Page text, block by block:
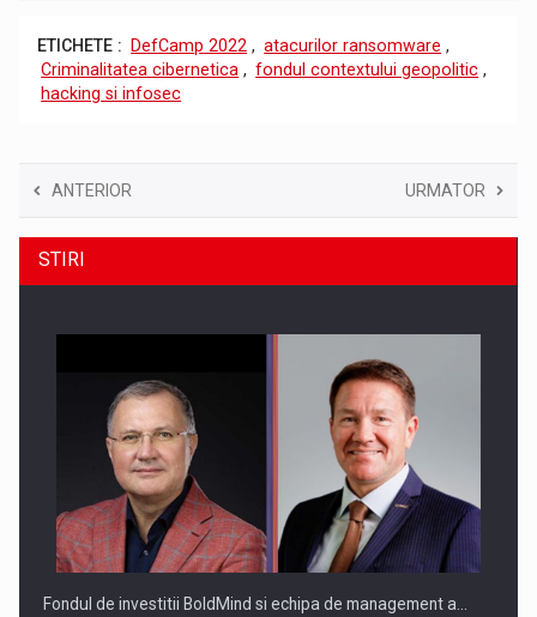
ETICHETE : DefCamp 2022 , atacurilor ransomware ,
Criminalitatea cibernetica , fondul contextului geopolitic ,
hacking si infosec
ANTERIOR URMATOR
STIRI
Fondul de investitii BoldMind si echipa de management a…